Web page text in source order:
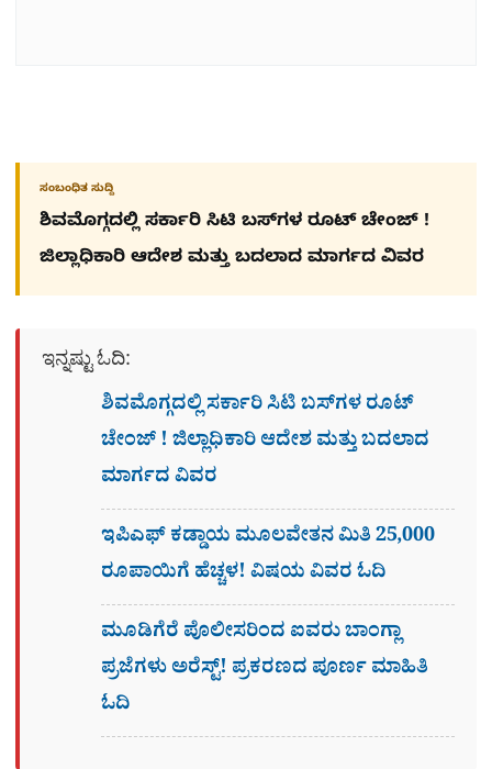
ಸಂಬಂಧಿತ ಸುದ್ದಿ
ಶಿವಮೊಗ್ಗದಲ್ಲಿ ಸರ್ಕಾರಿ ಸಿಟಿ ಬಸ್​ಗಳ ರೂಟ್ ಚೇಂಜ್ !
ಜಿಲ್ಲಾಧಿಕಾರಿ ಆದೇಶ ಮತ್ತು ಬದಲಾದ ಮಾರ್ಗದ ವಿವರ
ಇನ್ನಷ್ಟು ಓದಿ:
ಶಿವಮೊಗ್ಗದಲ್ಲಿ ಸರ್ಕಾರಿ ಸಿಟಿ ಬಸ್​ಗಳ ರೂಟ್
ಚೇಂಜ್ ! ಜಿಲ್ಲಾಧಿಕಾರಿ ಆದೇಶ ಮತ್ತು ಬದಲಾದ
ಮಾರ್ಗದ ವಿವರ
ಇಪಿಎಫ್ ಕಡ್ಡಾಯ ಮೂಲವೇತನ ಮಿತಿ 25,000
ರೂಪಾಯಿಗೆ ಹೆಚ್ಚಳ! ವಿಷಯ ವಿವರ ಓದಿ
ಮೂಡಿಗೆರೆ ಪೊಲೀಸರಿಂದ ಐವರು ಬಾಂಗ್ಲಾ
ಪ್ರಜೆಗಳು ಅರೆಸ್ಟ್! ಪ್ರಕರಣದ ಪೂರ್ಣ ಮಾಹಿತಿ
ಓದಿ